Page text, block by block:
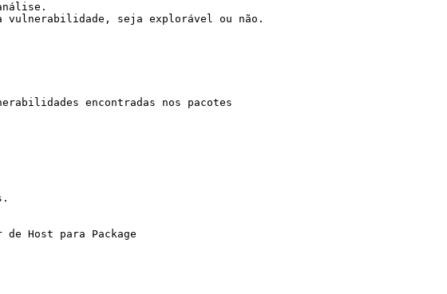
vulnerabilidade, seja explorável ou não.
encontradas nos pacotes
Host para Package